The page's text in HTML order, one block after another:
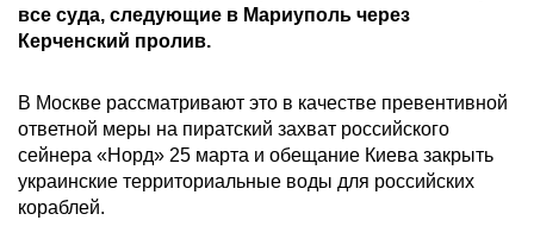
все суда, следующие в Мариуполь через
Керченский пролив.
В Москве рассматривают это в качестве превентивной
ответной меры на пиратский захват российского
сейнера «Норд» 25 марта и обещание Киева закрыть
украинские территориальные воды для российских
кораблей.